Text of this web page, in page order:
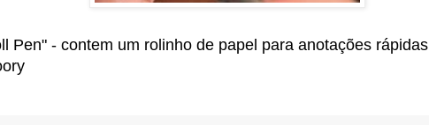
Pen" - contem um rolinho de papel para anotações rápidas